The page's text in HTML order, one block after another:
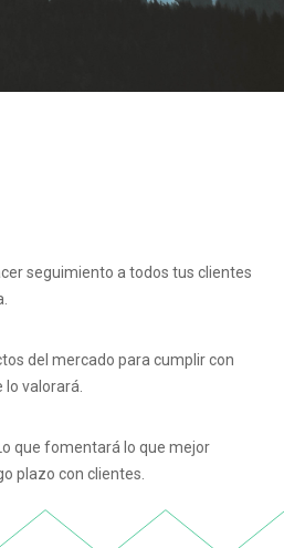
seguimiento a todos tus clientes
del mercado para cumplir con
valorará.
que fomentará lo que mejor
plazo con clientes.